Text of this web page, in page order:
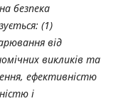
безпека
(1)
від
викликів та
ефективністю
і